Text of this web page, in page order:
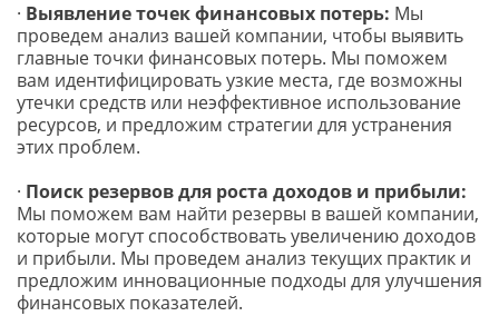
· Выявление точек финансовых потерь: Мы
проведем анализ вашей компании, чтобы выявить
главные точки финансовых потерь. Мы поможем
вам идентифицировать узкие места, где возможны
утечки средств или неэффективное использование
ресурсов, и предложим стратегии для устранения
этих проблем.
· Поиск резервов для роста доходов и прибыли:
Мы поможем вам найти резервы в вашей компании,
которые могут способствовать увеличению доходов
и прибыли. Мы проведем анализ текущих практик и
предложим инновационные подходы для улучшения
финансовых показателей.